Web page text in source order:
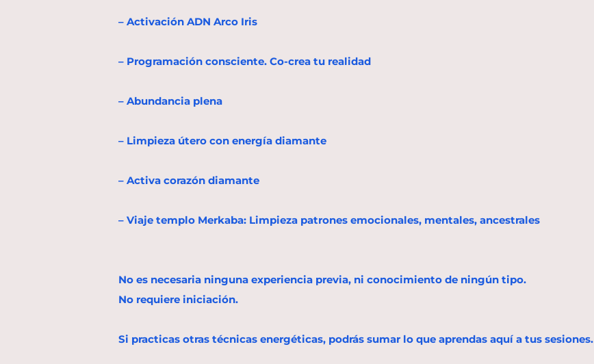
– Activación ADN Arco Iris
– Programación consciente. Co-crea tu realidad
– Abundancia plena
– Limpieza útero con energía diamante
– Activa corazón diamante
– Viaje templo Merkaba: Limpieza patrones emocionales, mentales, ancestrales
No es necesaria ninguna experiencia previa, ni conocimiento de ningún tipo.
No requiere iniciación.
Si practicas otras técnicas energéticas, podrás sumar lo que aprendas aquí a tus sesiones.